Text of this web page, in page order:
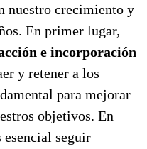
nuestro crecimiento y
En primer lugar,
e incorporación
y retener a los
para mejorar
objetivos. En
esencial seguir